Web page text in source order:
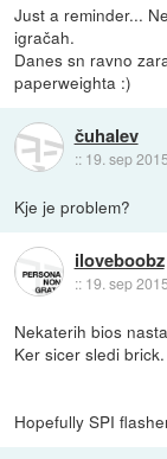
Just a reminder...
igračah.
Danes sn ravno
paperweighta :)
čuhalev
:: 19. sep
Kje je problem?
iloveboobz
:: 19. sep
Nekaterih bios
Ker sicer sledi brick.
Hopefully SPI